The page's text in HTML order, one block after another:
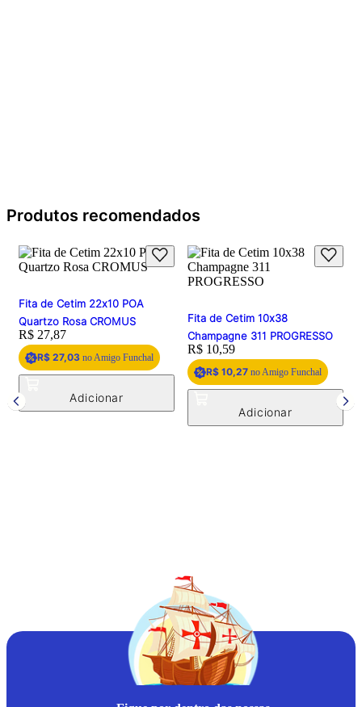
Produtos recomendados
Fita de Cetim 22x10 POA
Quartzo Rosa CROMUS
Price:
R$ 27,87
R$ 27,03 no Amigo Funchal
Fita de Cetim 10x38
Champagne 311 PROGRESSO
Price:
R$ 10,59
R$ 10,27 no Amigo Funchal